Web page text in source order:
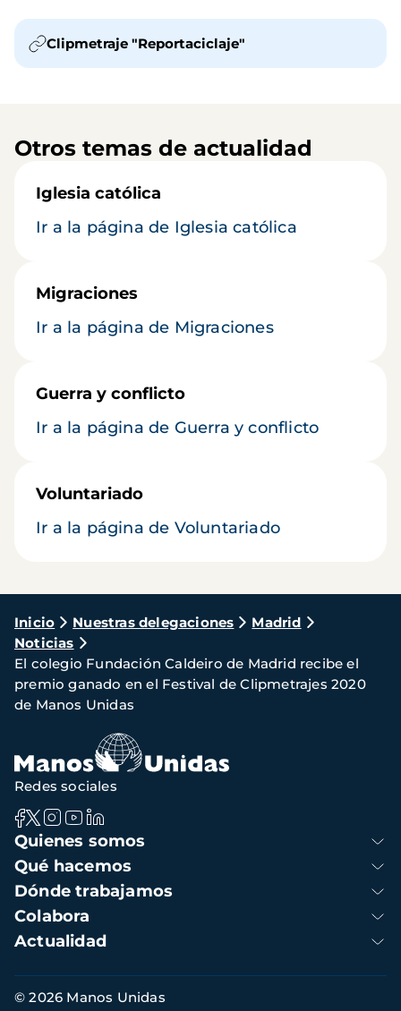
Clipmetraje "Reportaciclaje"
Otros temas de actualidad
Iglesia católica
Ir a la página de Iglesia católica
Migraciones
Ir a la página de Migraciones
Guerra y conflicto
Ir a la página de Guerra y conflicto
Voluntariado
Ir a la página de Voluntariado
Ruta
de
navegación
Inicio Nuestras delegaciones
Madrid
Noticias
El colegio Fundación Caldeiro de Madrid recibe el
premio ganado en el Festival de Clipmetrajes 2020
de Manos Unidas
Navegación
principal
Quienes somos
Qué hacemos
Dónde trabajamos
Colabora
Actualidad
Redes sociales
Información
© 2026 Manos Unidas